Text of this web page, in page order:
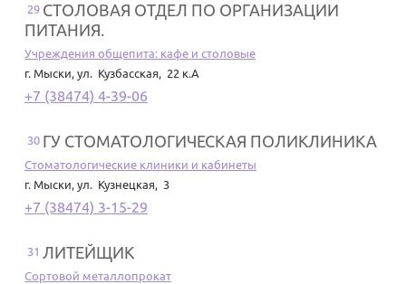
29 СТОЛОВАЯ ОТДЕЛ ПО ОРГАНИЗАЦИИ
ПИТАНИЯ.
Учреждения общепита: кафе и столовые
г. Мыски, ул. Кузбасская, 22 к.А
+7 (38474) 4-39-06
30 ГУ СТОМАТОЛОГИЧЕСКАЯ ПОЛИКЛИНИКА
Стоматологические клиники и кабинеты
г. Мыски, ул. Кузнецкая, 3
+7 (38474) 3-15-29
31 ЛИТЕЙЩИК
Сортовой металлопрокат